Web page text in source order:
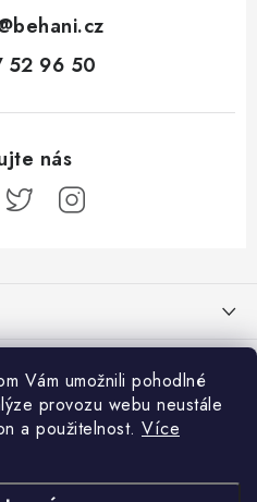
Vám umožnili pohodlné
provozu webu neustále
a použitelnost. Více
behani.cz
52 96 50
okostice